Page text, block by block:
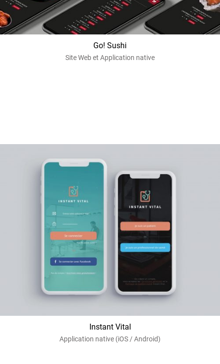
Go! Sushi
Site Web et Application native
Instant Vital
Application native (iOS / Android)